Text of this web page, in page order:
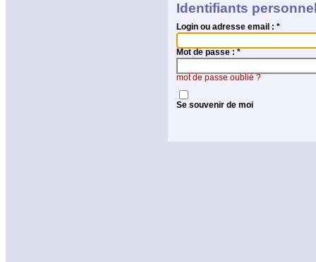
Identifiants
Login ou adresse email : *
Mot de passe :*
mot de passe oublié ?
Se souvenir de moi